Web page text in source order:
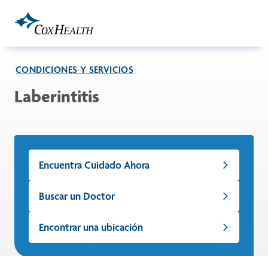
CONDICIONES Y SERVICIOS
Laberintitis
Encuentra Cuidado Ahora
Buscar un Doctor
Encontrar una ubicación